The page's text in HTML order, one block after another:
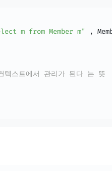
m from Member m" ,
스트에서 관리가 된다 는 뜻